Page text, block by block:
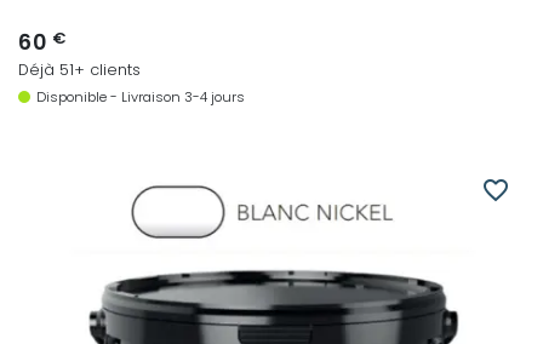
60 €
Déjà 51+ clients
Disponible - Livraison 3-4 jours
favorite_border